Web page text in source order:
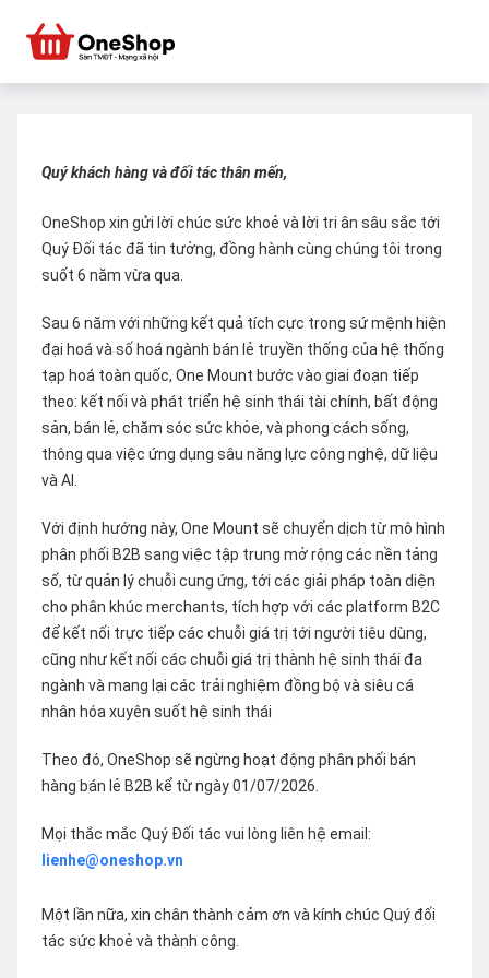
Quý khách hàng và đối tác thân mến,
OneShop xin gửi lời chúc sức khoẻ và lời tri ân sâu sắc tới
Quý Đối tác đã tin tưởng, đồng hành cùng chúng tôi trong
suốt 6 năm vừa qua.
Sau 6 năm với những kết quả tích cực trong sứ mệnh hiện
đại hoá và số hoá ngành bán lẻ truyền thống của hệ thống
tạp hoá toàn quốc, One Mount bước vào giai đoạn tiếp
theo: kết nối và phát triển hệ sinh thái tài chính, bất động
sản, bán lẻ, chăm sóc sức khỏe, và phong cách sống,
thông qua việc ứng dụng sâu năng lực công nghệ, dữ liệu
và AI.
Với định hướng này, One Mount sẽ chuyển dịch từ mô hình
phân phối B2B sang việc tập trung mở rộng các nền tảng
số, từ quản lý chuỗi cung ứng, tới các giải pháp toàn diện
cho phân khúc merchants, tích hợp với các platform B2C
để kết nối trực tiếp các chuỗi giá trị tới người tiêu dùng,
cũng như kết nối các chuỗi giá trị thành hệ sinh thái đa
ngành và mang lại các trải nghiệm đồng bộ và siêu cá
nhân hóa xuyên suốt hệ sinh thái
Theo đó, OneShop sẽ ngừng hoạt động phân phối bán
hàng bán lẻ B2B kể từ ngày 01/07/2026.
Mọi thắc mắc Quý Đối tác vui lòng liên hệ email:
lienhe@oneshop.vn
Một lần nữa, xin chân thành cảm ơn và kính chúc Quý đối
tác sức khoẻ và thành công.